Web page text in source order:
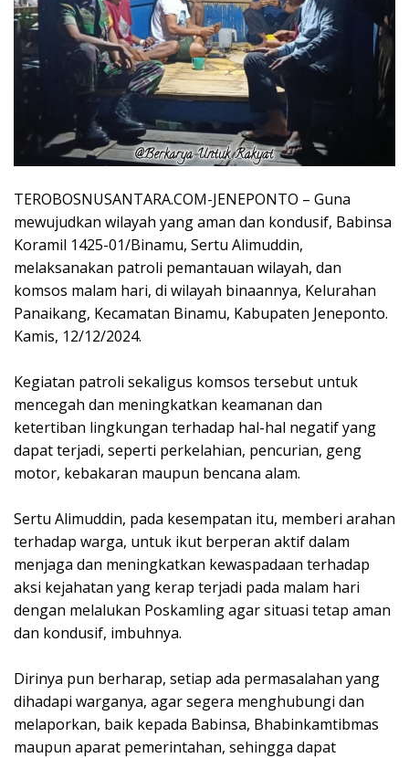
TEROBOSNUSANTARA.COM-JENEPONTO – Guna
mewujudkan wilayah yang aman dan kondusif, Babinsa
Koramil 1425-01/Binamu, Sertu Alimuddin,
melaksanakan patroli pemantauan wilayah, dan
komsos malam hari, di wilayah binaannya, Kelurahan
Panaikang, Kecamatan Binamu, Kabupaten Jeneponto.
Kamis, 12/12/2024.
Kegiatan patroli sekaligus komsos tersebut untuk
mencegah dan meningkatkan keamanan dan
ketertiban lingkungan terhadap hal-hal negatif yang
dapat terjadi, seperti perkelahian, pencurian, geng
motor, kebakaran maupun bencana alam.
Sertu Alimuddin, pada kesempatan itu, memberi arahan
terhadap warga, untuk ikut berperan aktif dalam
menjaga dan meningkatkan kewaspadaan terhadap
aksi kejahatan yang kerap terjadi pada malam hari
dengan melalukan Poskamling agar situasi tetap aman
dan kondusif, imbuhnya.
Dirinya pun berharap, setiap ada permasalahan yang
dihadapi warganya, agar segera menghubungi dan
melaporkan, baik kepada Babinsa, Bhabinkamtibmas
maupun aparat pemerintahan, sehingga dapat